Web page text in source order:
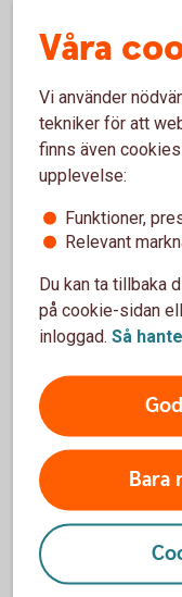
Parisavtalet,
låga utsläpp av
sex olika fonder
Access Edge
Access Edge
Access Edge
Access Edge
Swedbank
utveckling
– för vem
Vem passar de?
Våra
Vi använder
tekniker för att
finns även
upplevelse:
Funktioner,
Relevant
Du kan ta tillbaka
på cookie-sidan
inloggad. Så
Bara